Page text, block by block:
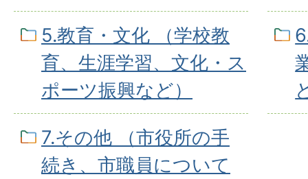
5.教育・文化 （学校教
育、生涯学習、文化・ス
ポーツ振興など）
7.その他 （市役所の手
続き、市職員について